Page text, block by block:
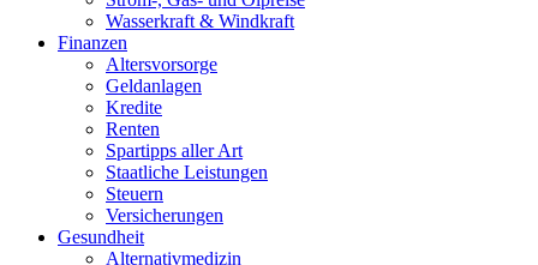
Wasserkraft & Windkraft
Finanzen
Altersvorsorge
Geldanlagen
Kredite
Renten
Spartipps aller Art
Staatliche Leistungen
Steuern
Versicherungen
Gesundheit
Alternativmedizin